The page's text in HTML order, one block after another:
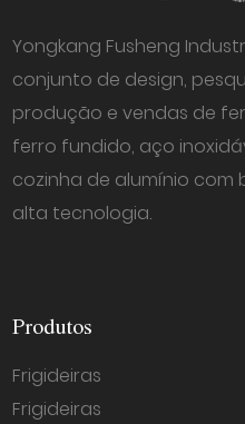
Yongkang Fusheng
conjunto de design,
produção e vendas de
ferro fundido, aço
cozinha de alumínio com
alta tecnologia.
Produtos
Frigideiras
Frigideiras